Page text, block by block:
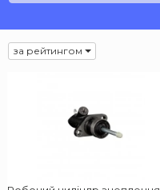
за рейтингом